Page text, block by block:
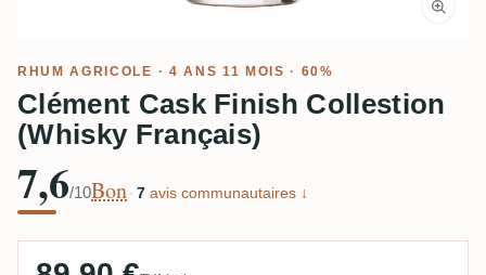
RHUM AGRICOLE · 4 ANS 11 MOIS · 60%
Clément Cask Finish Collestion
(Whisky Français)
7,6/10Bon · 7 avis communautaires ↓